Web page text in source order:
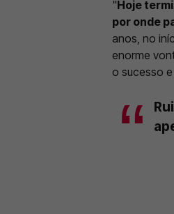
"Hoje
por onde
anos, no
enorme
o sucesso